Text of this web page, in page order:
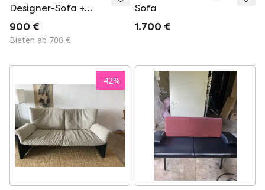
Designer-Sofa +
Hocker (Hergestellt
in Italien)
900 €
Bieten ab 700 €
Sofa
1.700 €
-42%